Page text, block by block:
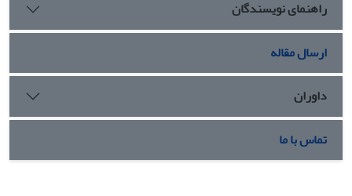
و ماهیت وظیفه‌ای، به گروه‌بندی سازوکار‌های نشر دانش در قالب
چارچوب مذکور پرداخته شده است.
راهنمای نویسندگان
ارسال مقاله
داوران
تماس با ما